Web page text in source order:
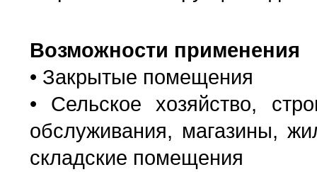
Возможности применения
• Закрытые помещения
• Сельское хозяйство,
обслуживания, магазины,
складские помещения